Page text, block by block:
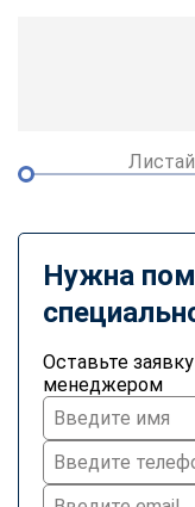
Нужна
Оставьте
менеджером